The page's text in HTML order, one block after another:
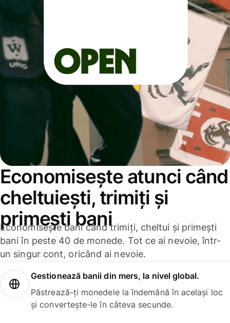
Economisește atunci când
cheltuiești, trimiți și
primești bani
Economisește bani când trimiți, cheltui și primești
bani în peste 40 de monede. Tot ce ai nevoie, într-
un singur cont, oricând ai nevoie.
Gestionează banii din mers, la nivel global.
Păstrează-ți monedele la îndemână în același loc
și convertește-le în câteva secunde.